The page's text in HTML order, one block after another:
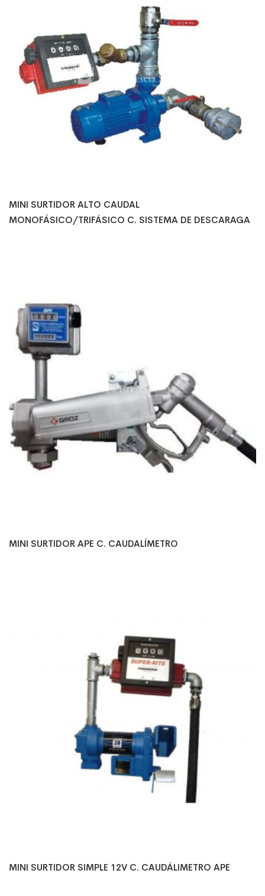
MINI SURTIDOR ALTO CAUDAL
MONOFÁSICO/TRIFÁSICO C. SISTEMA DE DESCARAGA
MINI SURTIDOR APE C. CAUDALÍMETRO
MINI SURTIDOR SIMPLE 12V C. CAUDÁLIMETRO APE